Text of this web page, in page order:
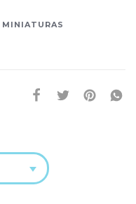
MINIATURAS